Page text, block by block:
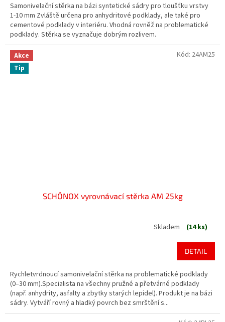
z
5
hvězdiček.
Samonivelační stěrka na bázi syntetické sádry pro tloušťku vrstvy
1-10 mm Zvláště určena pro anhydritové podklady, ale také pro
cementové podklady v interiéru. Vhodná rovněž na problematické
podklady. Stěrka se vyznačuje dobrým rozlivem.
Akce
Tip
SCHÖNOX vyrovnávací stěrka AM 25kg
Skladem (14 ks)
DETAIL
Rychletvrdnoucí samonivelační stěrka na problematické podklady
(0–30 mm).Specialista na všechny pružné a přetvárné podklady
(např. anhydrity, asfalty a zbytky starých lepidel). Produkt je na bázi
sádry. Vytváří rovný a hladký povrch bez smrštění s...
Kód: 24AM25